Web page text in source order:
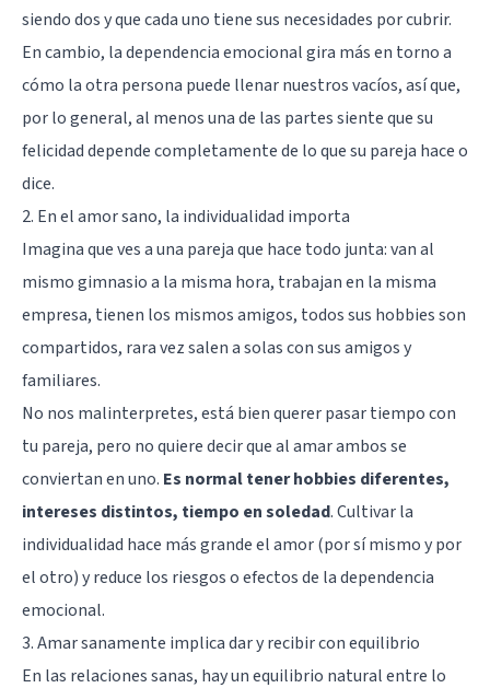
siendo dos y que cada uno tiene sus necesidades por cubrir.
En cambio, la dependencia emocional gira más en torno a
cómo la otra persona puede llenar nuestros vacíos, así que,
por lo general, al menos una de las partes siente que su
felicidad depende completamente de lo que su pareja hace o
dice.
2. En el amor sano, la individualidad importa
Imagina que ves a una pareja que hace todo junta: van al
mismo gimnasio a la misma hora, trabajan en la misma
empresa, tienen los mismos amigos, todos sus hobbies son
compartidos, rara vez salen a solas con sus amigos y
familiares.
No nos malinterpretes, está bien querer pasar tiempo con
tu pareja, pero no quiere decir que al amar ambos se
conviertan en uno. Es normal tener hobbies diferentes,
intereses distintos, tiempo en soledad. Cultivar la
individualidad hace más grande el amor (por sí mismo y por
el otro) y reduce los riesgos o efectos de la dependencia
emocional.
3. Amar sanamente implica dar y recibir con equilibrio
En las relaciones sanas, hay un equilibrio natural entre lo